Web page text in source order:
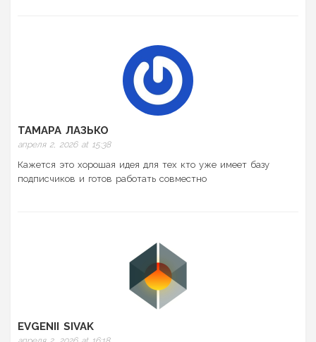
ТАМАРА ЛАЗЬКО
апреля 2, 2026 at 15:38
Кажется это хорошая идея для тех кто уже имеет базу
подписчиков и готов работать совместно
EVGENII SIVAK